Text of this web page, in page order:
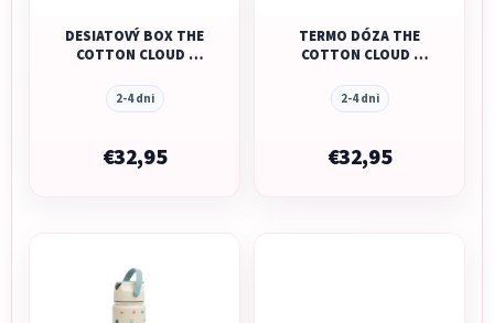
DESIATOVÝ BOX THE
COTTON CLOUD -
2-4 dni
€32,95
TERMO DÓZA THE
COTTON CLOUD -
2-4 dni
€32,95